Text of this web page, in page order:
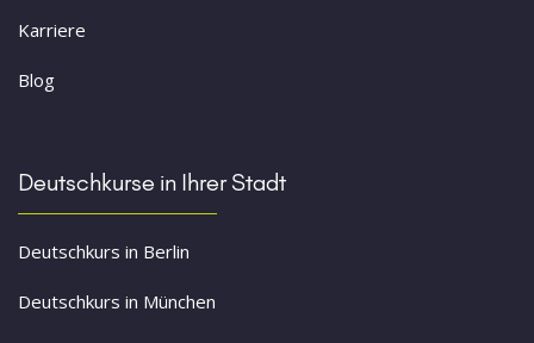
Karriere
Blog
Deutschkurse in Ihrer Stadt
Deutschkurs in Berlin
Deutschkurs in München